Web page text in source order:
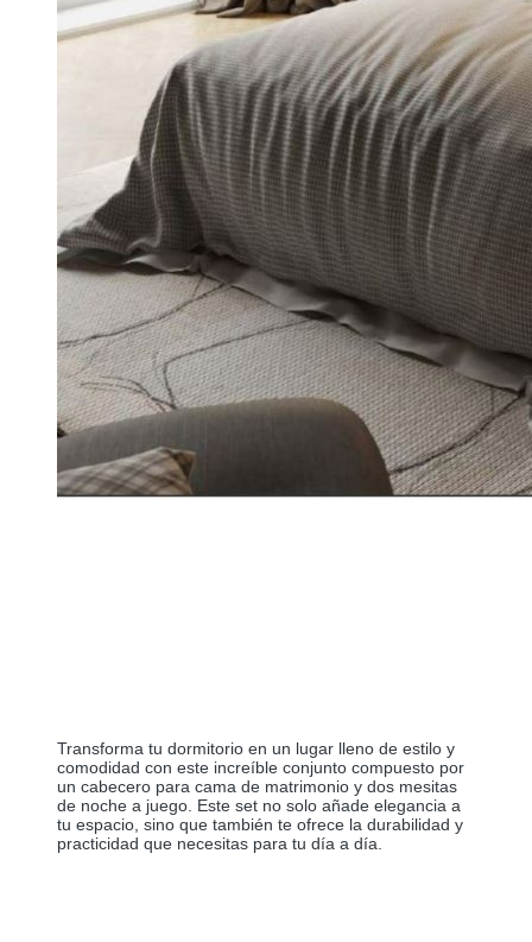
Transforma tu dormitorio en un lugar lleno de estilo y
comodidad con este increíble conjunto compuesto por
un cabecero para cama de matrimonio y dos mesitas
de noche a juego. Este set no solo añade elegancia a
tu espacio, sino que también te ofrece la durabilidad y
practicidad que necesitas para tu día a día.